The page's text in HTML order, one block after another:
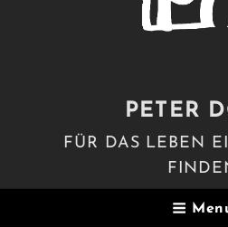
PETER
FÜR DAS LEBEN